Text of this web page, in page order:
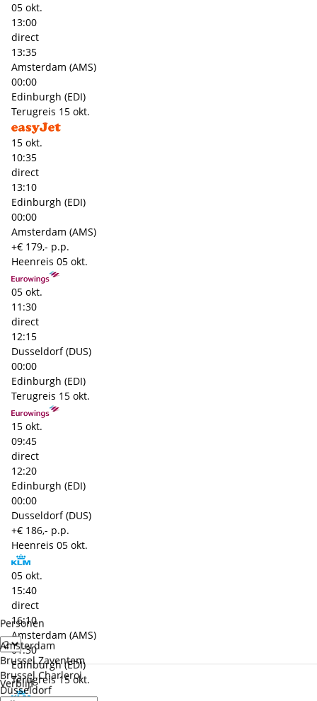
Personen
Verblijf
Amsterdam
Brussel Zaventem
Brussel Charleroi
Düsseldorf
05 okt.
13:00
direct
13:35
Amsterdam (AMS)
00:00
Edinburgh (EDI)
Terugreis 15 okt.
15 okt.
10:35
direct
13:10
Edinburgh (EDI)
00:00
Amsterdam (AMS)
+€ 179,- p.p.
Heenreis 05 okt.
05 okt.
11:30
direct
12:15
Dusseldorf (DUS)
00:00
Edinburgh (EDI)
Terugreis 15 okt.
15 okt.
09:45
direct
12:20
Edinburgh (EDI)
00:00
Dusseldorf (DUS)
+€ 186,- p.p.
Heenreis 05 okt.
05 okt.
15:40
direct
16:10
Amsterdam (AMS)
01:30
Edinburgh (EDI)
Terugreis 15 okt.